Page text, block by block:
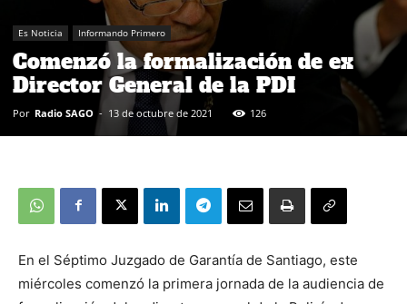
Es Noticia Informando Primero
Comenzó la formalización de ex
Director General de la PDI
Por Radio SAGO - 13 de octubre de 2021 126
En el Séptimo Juzgado de Garantía de Santiago, este
miércoles comenzó la primera jornada de la audiencia de